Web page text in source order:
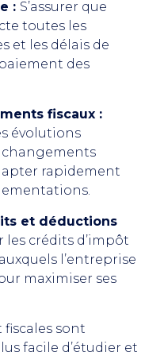
: S’assurer que
toutes les
et les délais de
des
fiscaux :
évolutions
changements
rapidement
et déductions
les crédits d’impôt
l’entreprise
maximiser ses
fiscales sont
facile d’étudier et